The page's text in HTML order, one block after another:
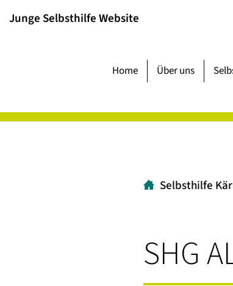
Junge Selbsthilfe Website
Home Über uns
Selbsthilfe
SHG